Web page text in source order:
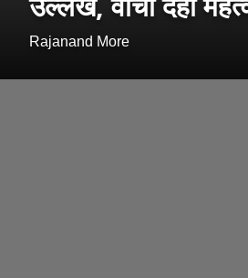
Rajanand More